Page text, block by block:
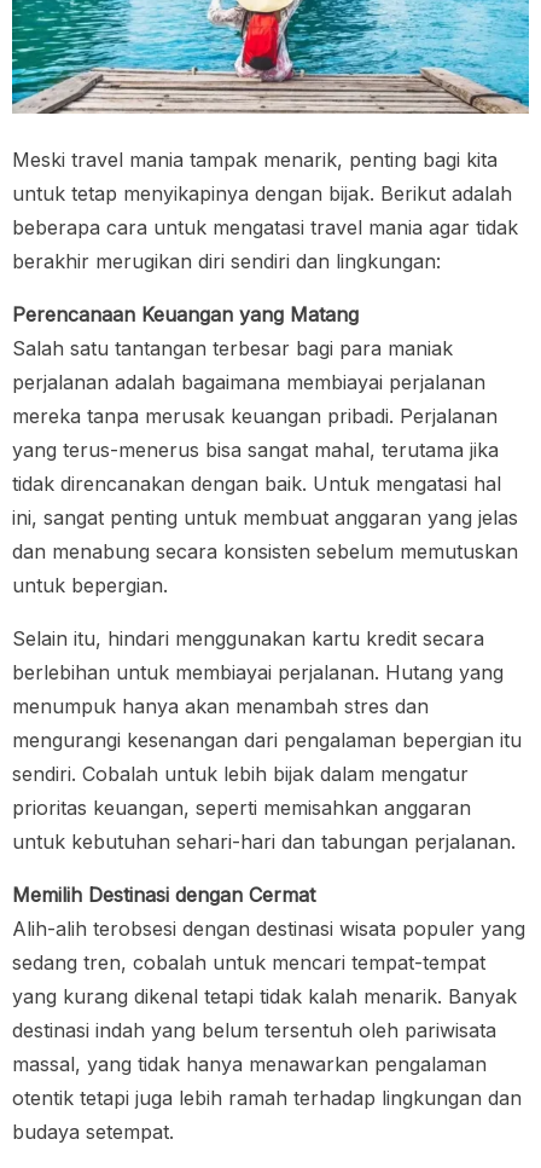
Meski travel mania tampak menarik, penting bagi kita
untuk tetap menyikapinya dengan bijak. Berikut adalah
beberapa cara untuk mengatasi travel mania agar tidak
berakhir merugikan diri sendiri dan lingkungan:
Perencanaan Keuangan yang Matang
Salah satu tantangan terbesar bagi para maniak
perjalanan adalah bagaimana membiayai perjalanan
mereka tanpa merusak keuangan pribadi. Perjalanan
yang terus-menerus bisa sangat mahal, terutama jika
tidak direncanakan dengan baik. Untuk mengatasi hal
ini, sangat penting untuk membuat anggaran yang jelas
dan menabung secara konsisten sebelum memutuskan
untuk bepergian.
Selain itu, hindari menggunakan kartu kredit secara
berlebihan untuk membiayai perjalanan. Hutang yang
menumpuk hanya akan menambah stres dan
mengurangi kesenangan dari pengalaman bepergian itu
sendiri. Cobalah untuk lebih bijak dalam mengatur
prioritas keuangan, seperti memisahkan anggaran
untuk kebutuhan sehari-hari dan tabungan perjalanan.
Memilih Destinasi dengan Cermat
Alih-alih terobsesi dengan destinasi wisata populer yang
sedang tren, cobalah untuk mencari tempat-tempat
yang kurang dikenal tetapi tidak kalah menarik. Banyak
destinasi indah yang belum tersentuh oleh pariwisata
massal, yang tidak hanya menawarkan pengalaman
otentik tetapi juga lebih ramah terhadap lingkungan dan
budaya setempat.